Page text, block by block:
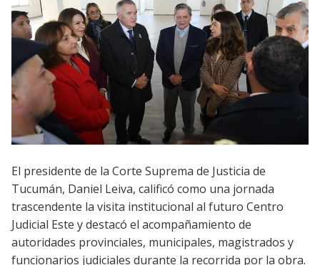
El presidente de la Corte Suprema de Justicia de
Tucumán, Daniel Leiva, calificó como una jornada
trascendente la visita institucional al futuro Centro
Judicial Este y destacó el acompañamiento de
autoridades provinciales, municipales, magistrados y
funcionarios judiciales durante la recorrida por la obra.